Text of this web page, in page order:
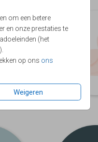
om een betere
en onze prestaties te
(het
op ons ons
Weigeren